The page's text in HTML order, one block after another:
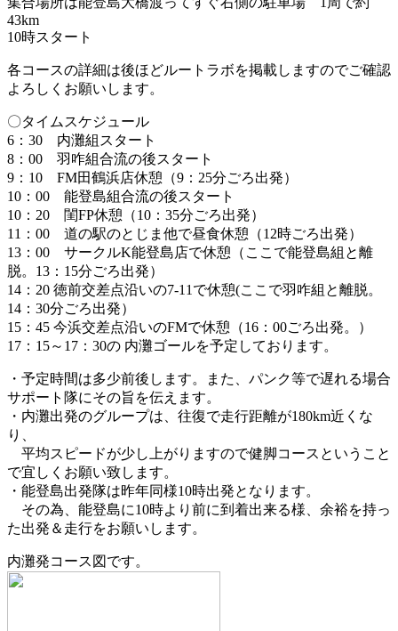
43km
10時スタート
各コースの詳細は後ほどルートラボを掲載しますのでご確認
よろしくお願いします。
〇タイムスケジュール
6：30 内灘組スタート
8：00 羽咋組合流の後スタート
9：10 FM田鶴浜店休憩（9：25分ごろ出発）
10：00 能登島組合流の後スタート
10：20 閨FP休憩（10：35分ごろ出発）
11：00 道の駅のとじま他で昼食休憩（12時ごろ出発）
13：00 サークルK能登島店で休憩（ここで能登島組と離
脱。13：15分ごろ出発）
14：20 徳前交差点沿いの7-11で休憩(ここで羽咋組と離脱。
14：30分ごろ出発）
15：45 今浜交差点沿いのFMで休憩（16：00ごろ出発。）
17：15～17：30の 内灘ゴールを予定しております。
・予定時間は多少前後します。また、パンク等で遅れる場合
サポート隊にその旨を伝えます。
・内灘出発のグループは、往復で走行距離が180km近くな
り、
平均スピードが少し上がりますので健脚コースということ
で宜しくお願い致します。
・能登島出発隊は昨年同様10時出発となります。
その為、能登島に10時より前に到着出来る様、余裕を持っ
た出発＆走行をお願いします。
内灘発コース図です。